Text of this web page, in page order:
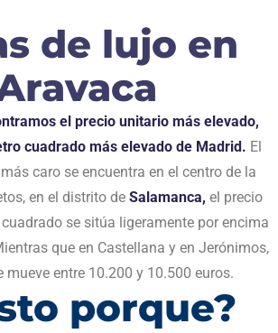
de lujo en
el precio unitario más elevado,
cuadrado más elevado de Madrid. El
caro se encuentra en el centro de la
en el distrito de Salamanca, el precio
se sitúa ligeramente por encima
que en Castellana y en Jerónimos,
mueve entre 10.200 y 10.500 euros.
porque?